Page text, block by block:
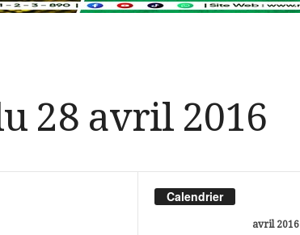
28 avril 2016
Calendrier
avril 2016